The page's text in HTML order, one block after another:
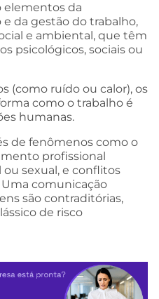
elementos da
da gestão do trabalho,
e ambiental, que têm
psicológicos, sociais ou
(como ruído ou calor), os
como o trabalho é
humanas.
de fenômenos como o
profissional
ou sexual, e conflitos
comunicação
são contraditórias,
de risco